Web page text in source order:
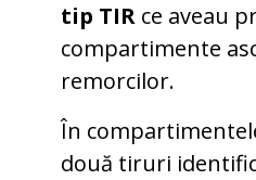
tip TIR ce aveau
compartimente
remorcilor.
În
două tiruri